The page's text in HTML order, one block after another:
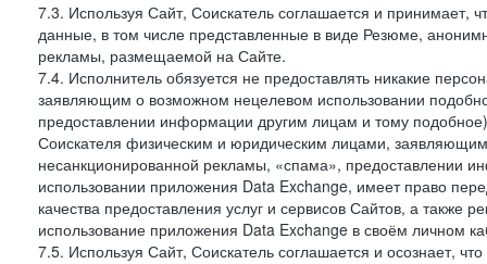
7.3. Используя Сайт, Соискатель соглашается и принимает,
данные, в том числе представленные в виде Резюме,
рекламы, размещаемой на Сайте.
7.4. Исполнитель обязуется не предоставлять никакие
заявляющим о возможном нецелевом использовании
предоставлении информации другим лицам и тому
Соискателя физическим и юридическим лицами,
несанкционированной рекламы, «спама», предоставлении
использовании приложения Data Exchange, имеет право
качества предоставления услуг и сервисов Сайтов, а также
использование приложения Data Exchange в своём личном
7.5. Используя Сайт, Соискатель соглашается и осознает,